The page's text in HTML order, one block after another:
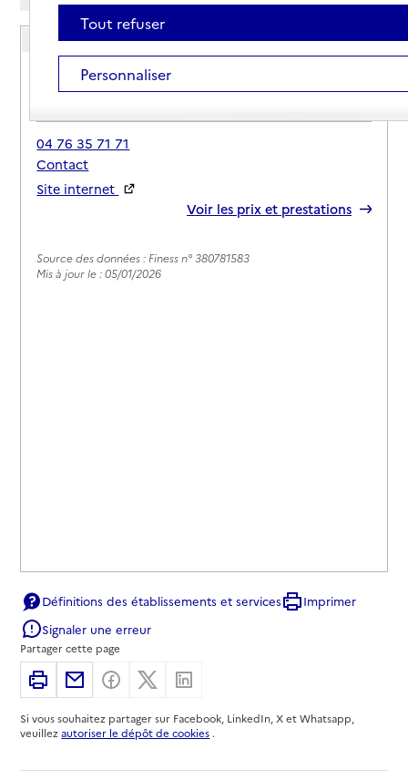
EHPAD du Grand Lemps
Adresse
Route de Chartreuse
38690-Le Grand-Lemps
04 76 35 71 71
Contact
Site internet
Voir les prix et prestations
Source des données : Finess n° 380781583
Mis à jour le : 05/01/2026
Définitions des établissements et services
Imprimer
Signaler une erreur
Partager cette page
ImprimerPartager par email
Partager sur Facebook
Partager sur X
Si vous souhaitez partager sur Facebook, LinkedIn, X et Whatsapp,
veuillezautoriser le dépôt de cookies .
Tout refuser
Personnaliser